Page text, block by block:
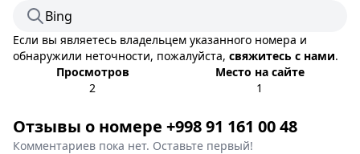
Bing
Если вы являетесь владельцем указанного номера и
обнаружили неточности, пожалуйста, свяжитесь с нами.
Просмотров
2
Место на сайте
1
Отзывы о номере +998 91 161 00 48
Комментариев пока нет. Оставьте первый!